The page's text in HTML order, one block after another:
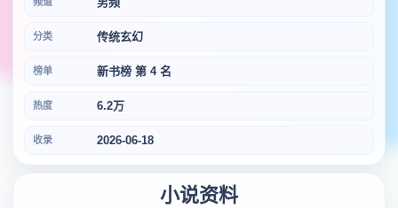
分类 传统玄幻
榜单 新书榜 第 4 名
热度 6.2万
收录 2026-06-18
小说资料